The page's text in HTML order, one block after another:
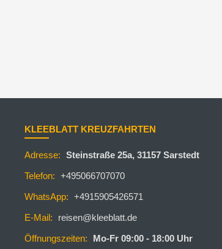
KLEEBLATT KREUZFAHRTEN
Adresse: Steinstraße 25a, 31157 Sarstedt
Telefon: +495066707070
WhatsApp: +4915905426571
E-Mail:
reisen@kleeblatt.de
Öffnungszeiten:
Mo-Fr 09:00 - 18:00 Uhr